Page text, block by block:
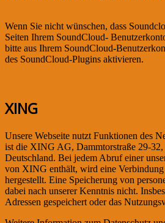
Wenn Sie nicht wünschen, dass
Seiten Ihrem SoundCloud-
bitte aus Ihrem SoundCloud-
des SoundCloud-Plugins aktivieren.
XING
Unsere Webseite nutzt Funktionen des
ist die XING AG, Dammtorstraße 29-
Deutschland. Bei jedem Abruf einer
von XING enthält, wird eine
hergestellt. Eine Speicherung von
dabei nach unserer Kenntnis nicht.
Adressen gespeichert oder das